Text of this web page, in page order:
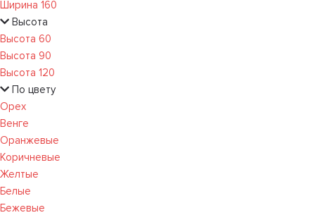
Ширина 160
Высота
Высота 60
Высота 90
Высота 120
По цвету
Орех
Венге
Оранжевые
Коричневые
Желтые
Белые
Бежевые